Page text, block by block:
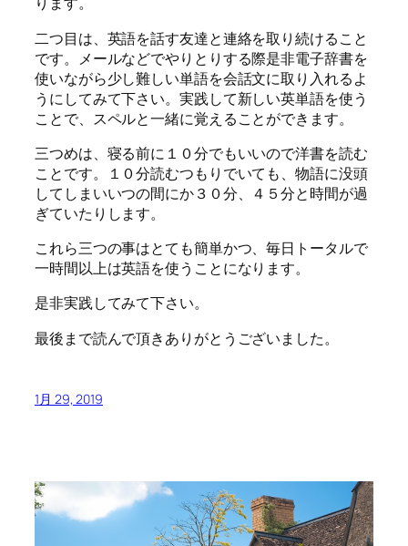
二つ目は、英語を話す友達と連絡を取り続けること
です。メールなどでやりとりする際是非電子辞書を
使いながら少し難しい単語を会話文に取り入れるよ
うにしてみて下さい。実践して新しい英単語を使う
ことで、スペルと一緒に覚えることができます。
三つめは、寝る前に１０分でもいいので洋書を読む
ことです。１０分読むつもりでいても、物語に没頭
してしまいいつの間にか３０分、４５分と時間が過
ぎていたりします。
これら三つの事はとても簡単かつ、毎日トータルで
一時間以上は英語を使うことになります。
是非実践してみて下さい。
最後まで読んで頂きありがとうございました。
1月 29, 2019